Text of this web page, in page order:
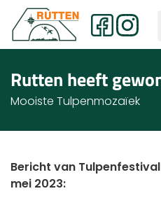
Rutten heeft
Mooiste Tulpenmozaïek
Bericht van
mei 2023: